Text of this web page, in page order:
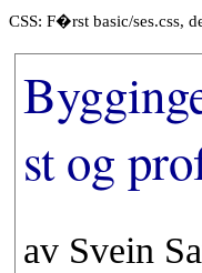
CSS: F�rst basic/ses.css,
st og
av Svein